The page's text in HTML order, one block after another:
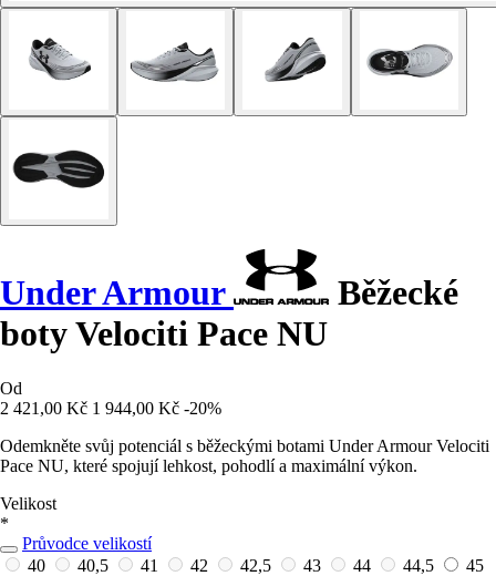
Under Armour
Běžecké
boty Velociti Pace NU
Od
2 421,00 Kč 1 944,00 Kč -20%
Odemkněte svůj potenciál s běžeckými botami Under Armour Velociti
Pace NU, které spojují lehkost, pohodlí a maximální výkon.
Velikost
*
Průvodce velikostí
40
40,5 41 42 42,5 43 44 44,5
45